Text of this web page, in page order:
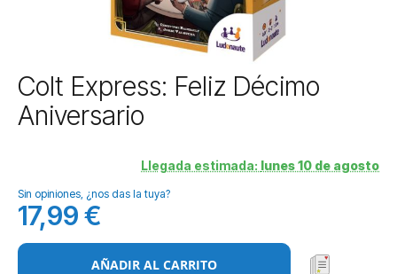
Saltar
al
comienzo
imágenes
Colt Express: Feliz Décimo
Aniversario
Llegada estimada: lunes 10 de agosto
Sin opiniones, ¿nos das la tuya?
17,99 €
AÑADIR AL CARRITO